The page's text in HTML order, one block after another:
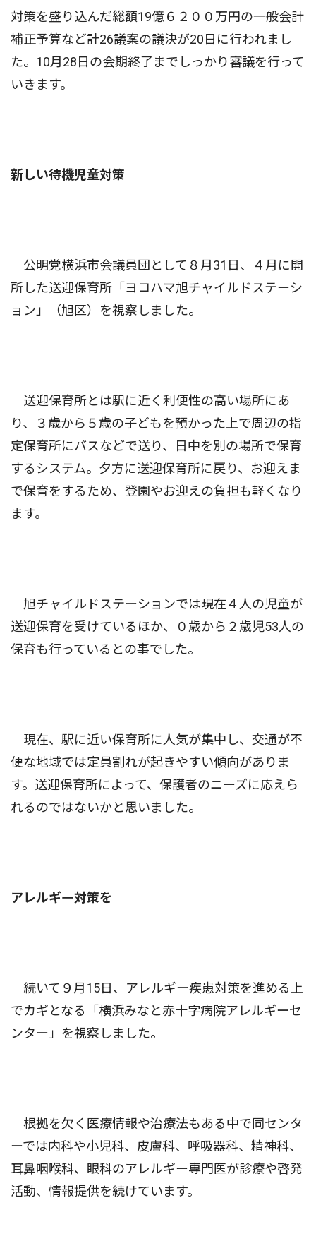
対策を盛り込んだ総額19億６２００万円の一般会計
補正予算など計26議案の議決が20日に行われまし
た。10月28日の会期終了までしっかり審議を行って
いきます。
新しい待機児童対策
公明党横浜市会議員団として８月31日、４月に開
所した送迎保育所「ヨコハマ旭チャイルドステーシ
ョン」（旭区）を視察しました。
送迎保育所とは駅に近く利便性の高い場所にあ
り、３歳から５歳の子どもを預かった上で周辺の指
定保育所にバスなどで送り、日中を別の場所で保育
するシステム。夕方に送迎保育所に戻り、お迎えま
で保育をするため、登園やお迎えの負担も軽くなり
ます。
旭チャイルドステーションでは現在４人の児童が
送迎保育を受けているほか、０歳から２歳児53人の
保育も行っているとの事でした。
現在、駅に近い保育所に人気が集中し、交通が不
便な地域では定員割れが起きやすい傾向がありま
す。送迎保育所によって、保護者のニーズに応えら
れるのではないかと思いました。
アレルギー対策を
続いて９月15日、アレルギー疾患対策を進める上
でカギとなる「横浜みなと赤十字病院アレルギーセ
ンター」を視察しました。
根拠を欠く医療情報や治療法もある中で同センタ
ーでは内科や小児科、皮膚科、呼吸器科、精神科、
耳鼻咽喉科、眼科のアレルギー専門医が診療や啓発
活動、情報提供を続けています。